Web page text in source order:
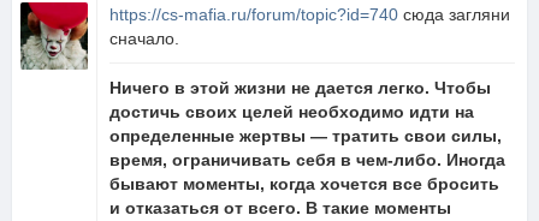
https://cs-mafia.ru/forum/topic?id=740 сюда загляни
сначало.
Ничего в этой жизни не дается легко. Чтобы
достичь своих целей необходимо идти на
определенные жертвы — тратить свои силы,
время, ограничивать себя в чем-либо. Иногда
бывают моменты, когда хочется все бросить
и отказаться от всего. В такие моменты